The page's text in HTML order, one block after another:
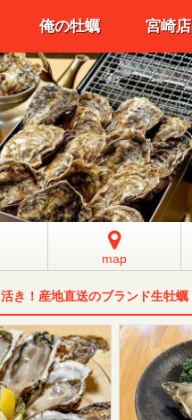
俺の牡蠣 宮崎店
map
活き！産地直送のブランド生牡蠣